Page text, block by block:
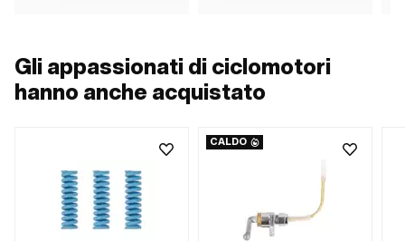
Gli appassionati di ciclomotori
hanno anche acquistato
CALDO